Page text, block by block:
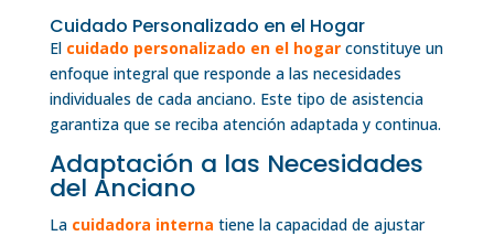
Cuidado Personalizado en el Hogar
El cuidado personalizado en el hogarconstituye un
enfoque integral que responde a las necesidades
individuales de cada anciano. Este tipo de asistencia
garantiza que se reciba atención adaptada y continua.
Adaptación a las Necesidades
del Anciano
La cuidadora interna tiene la capacidad de ajustar